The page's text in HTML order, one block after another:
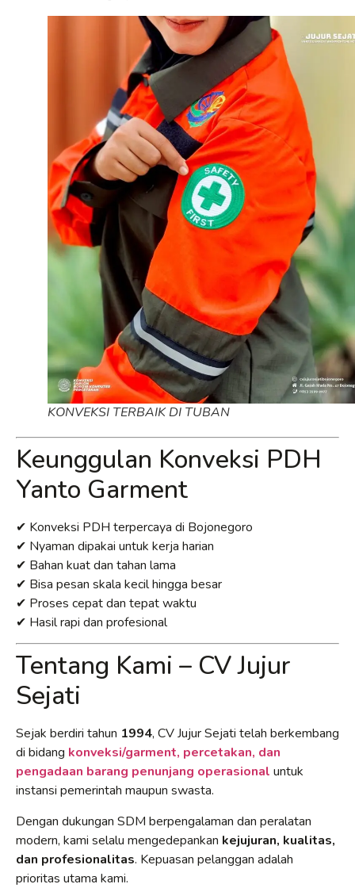
KONVEKSI TERBAIK DI TUBAN
Keunggulan Konveksi PDH
Yanto Garment
✔ Konveksi PDH terpercaya di Bojonegoro
✔ Nyaman dipakai untuk kerja harian
✔ Bahan kuat dan tahan lama
✔ Bisa pesan skala kecil hingga besar
✔ Proses cepat dan tepat waktu
✔ Hasil rapi dan profesional
Tentang Kami – CV Jujur
Sejati
Sejak berdiri tahun 1994, CV Jujur Sejati telah berkembang
di bidang konveksi/garment, percetakan, dan
pengadaan barang penunjang operasional untuk
instansi pemerintah maupun swasta.
Dengan dukungan SDM berpengalaman dan peralatan
modern, kami selalu mengedepankan kejujuran, kualitas,
dan profesionalitas. Kepuasan pelanggan adalah
prioritas utama kami.